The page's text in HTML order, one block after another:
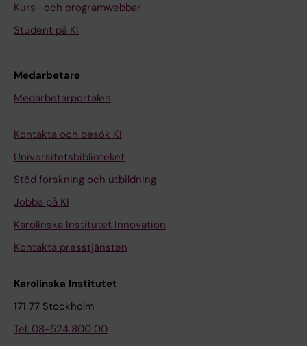
Kurs- och programwebbar
Student på KI
Medarbetare
Medarbetarportalen
Kontakta och besök KI
Universitetsbiblioteket
Stöd forskning och utbildning
Jobba på KI
Karolinska Institutet Innovation
Kontakta presstjänsten
Karolinska Institutet
171 77 Stockholm
Tel: 08-524 800 00